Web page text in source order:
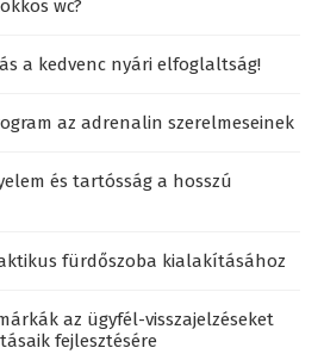
wc?
a kedvenc nyári elfoglaltság!
az adrenalin szerelmeseinek
és tartósság a hosszú
fürdőszoba kialakításához
az ügyfél-visszajelzéseket
fejlesztésére